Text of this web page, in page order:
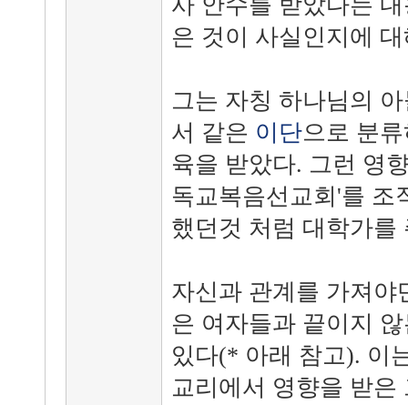
은 것이 사실인지에
그는 자칭 하나님의
서 같은 이단으로 분
육을 받았다. 그런 영
독교복음선교회'를 조
했던것 처럼 대학가를
자신과 관계를 가져야
은 여자들과 끝이지
있다(* 아래 참고). 이
교리에서 영향을 받은